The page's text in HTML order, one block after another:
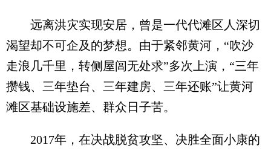
远离洪灾实现安居，曾是一代代滩区人深切
渴望却不可企及的梦想。由于紧邻黄河，“吹沙
走浪几千里，转侧屋闾无处求”多次上演，“三年
攒钱、三年垫台、三年建房、三年还账”让黄河
滩区基础设施差、群众日子苦。
2017年，在决战脱贫攻坚、决胜全面小康的